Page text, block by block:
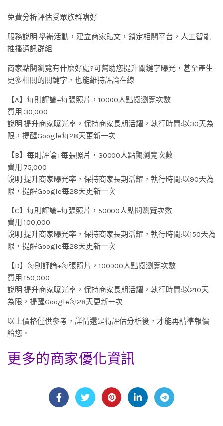
免費分析評估受眾族群嗜好
服務說明:舉辦活動，建立商家貼文，鎖定相關平台，人工智能
推播通訊群組
商家點閱瀏覽有什麼好處?可幫助您提升關鍵字曝光，甚至產生
更多相關的關鍵字，也能維持評論在線
【A】每則評論+每張照片，10000人點閱瀏覽次數
費用:30,000
說明:提升商家曝光率，保持商家長期活耀，執行時間:以30天為
限，提醒Google每28天更新一次
【B】每則評論+每張照片，30000人點閱瀏覽次數
費用:75,000
說明:提升商家曝光率，保持商家長期活耀，執行時間:以90天為
限，提醒Google每28天更新一次
【C】每則評論+每張照片，50000人點閱瀏覽次數
費用:100,000
說明:提升商家曝光率，保持商家長期活耀，執行時間:以150天為
限，提醒Google每28天更新一次
【D】每則評論+每張照片，100000人點閱瀏覽次數
費用:150,000
說明:提升商家曝光率，保持商家長期活耀，執行時間:以210天
為限，提醒Google每28天更新一次
以上價格僅供參考，詳情還是得評估分析後，才能再精準報價
給您。
更多的商家優化資訊